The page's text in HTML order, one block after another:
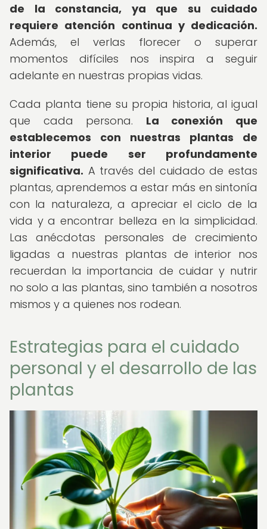
de la constancia, ya que su cuidado
requiere atención continua y dedicación.
Además, el verlas florecer o superar
momentos difíciles nos inspira a seguir
adelante en nuestras propias vidas.
Cada planta tiene su propia historia, al igual
que cada persona. La conexión que
establecemos con nuestras plantas de
interior puede ser profundamente
significativa. A través del cuidado de estas
plantas, aprendemos a estar más en sintonía
con la naturaleza, a apreciar el ciclo de la
vida y a encontrar belleza en la simplicidad.
Las anécdotas personales de crecimiento
ligadas a nuestras plantas de interior nos
recuerdan la importancia de cuidar y nutrir
no solo a las plantas, sino también a nosotros
mismos y a quienes nos rodean.
Estrategias para el cuidado
personal y el desarrollo de las
plantas